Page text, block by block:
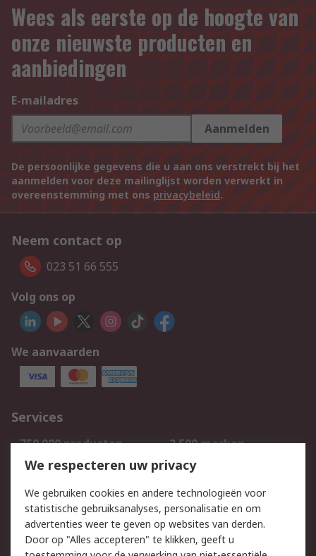
Wees als eerste op de hoogte van
onze nieuwste producten en
aanbiedingen
E-mailadres
Aanmelden
De persoonlijke gegevens die u aan ons verstrekt bij het
aanmelden voor deze mailinglijst worden verwerkt in
overeenstemming met ons privacybeleid.
Neem contact op
023 51 66 555
Volg ons op
We aanvaarden
Services
750.000 producten
2.500 merken
Bestellen
Inkoopoplossingen
Track & Trace
Wettelijk
We respecteren uw privacy
We gebruiken cookies en andere technologieën voor
statistische gebruiksanalyses, personalisatie en om
advertenties weer te geven op websites van derden.
Door op "Alles accepteren" te klikken, geeft u